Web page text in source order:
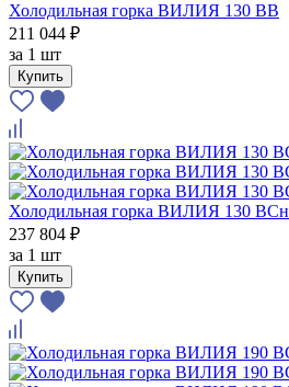
Холодильная горка ВИЛИЯ 130 ВВ
211 044 ₽
за 1 шт
Купить
Холодильная горка ВИЛИЯ 130 ВСн
237 804 ₽
за 1 шт
Купить